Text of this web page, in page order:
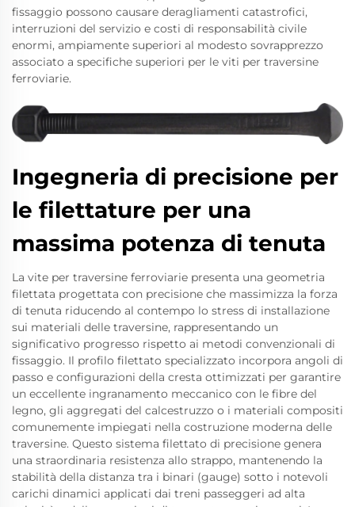
fissaggio possono causare deragliamenti catastrofici,
interruzioni del servizio e costi di responsabilità civile
enormi, ampiamente superiori al modesto sovrapprezzo
associato a specifiche superiori per le viti per traversine
ferroviarie.
Ingegneria di precisione per
le filettature per una
massima potenza di tenuta
La vite per traversine ferroviarie presenta una geometria
filettata progettata con precisione che massimizza la forza
di tenuta riducendo al contempo lo stress di installazione
sui materiali delle traversine, rappresentando un
significativo progresso rispetto ai metodi convenzionali di
fissaggio. Il profilo filettato specializzato incorpora angoli di
passo e configurazioni della cresta ottimizzati per garantire
un eccellente ingranamento meccanico con le fibre del
legno, gli aggregati del calcestruzzo o i materiali compositi
comunemente impiegati nella costruzione moderna delle
traversine. Questo sistema filettato di precisione genera
una straordinaria resistenza allo strappo, mantenendo la
stabilità della distanza tra i binari (gauge) sotto i notevoli
carichi dinamici applicati dai treni passeggeri ad alta